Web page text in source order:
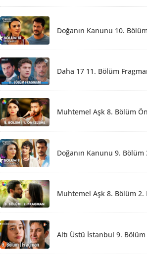
Doğanın Kanunu 10.
Daha 17 11. Bölüm
Muhtemel Aşk 8. Bölüm
Doğanın Kanunu 9. Bölüm
Muhtemel Aşk 8. Bölüm 2.
Altı Üstü İstanbul 9. Bölüm